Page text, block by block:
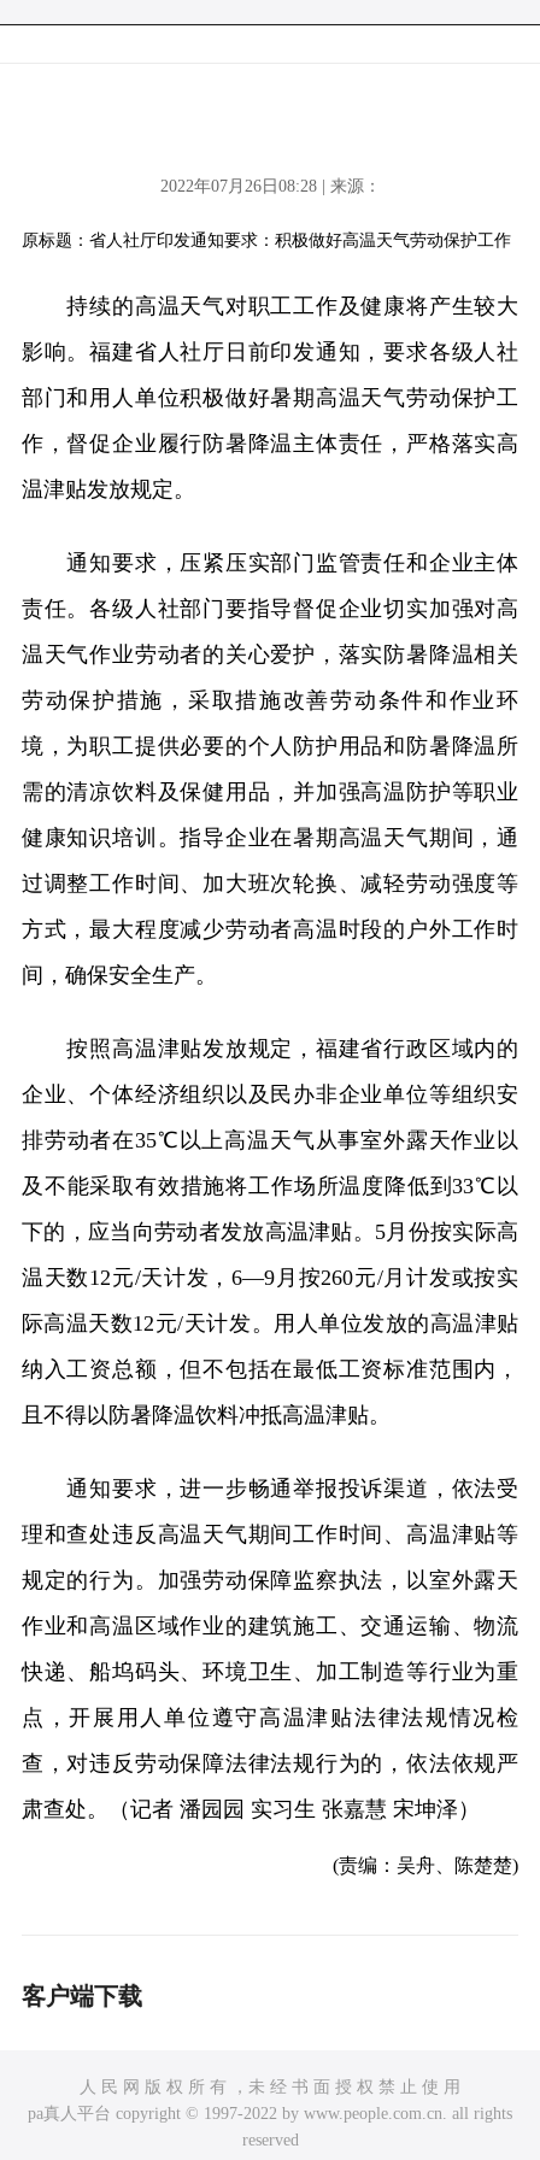
2022年07月26日08:28 | 来源：
原标题：省人社厅印发通知要求：积极做好高温天气劳动保护工作
持续的高温天气对职工工作及健康将产生较大
影响。福建省人社厅日前印发通知，要求各级人社
部门和用人单位积极做好暑期高温天气劳动保护工
作，督促企业履行防暑降温主体责任，严格落实高
温津贴发放规定。
通知要求，压紧压实部门监管责任和企业主体
责任。各级人社部门要指导督促企业切实加强对高
温天气作业劳动者的关心爱护，落实防暑降温相关
劳动保护措施，采取措施改善劳动条件和作业环
境，为职工提供必要的个人防护用品和防暑降温所
需的清凉饮料及保健用品，并加强高温防护等职业
健康知识培训。指导企业在暑期高温天气期间，通
过调整工作时间、加大班次轮换、减轻劳动强度等
方式，最大程度减少劳动者高温时段的户外工作时
间，确保安全生产。
按照高温津贴发放规定，福建省行政区域内的
企业、个体经济组织以及民办非企业单位等组织安
排劳动者在35℃以上高温天气从事室外露天作业以
及不能采取有效措施将工作场所温度降低到33℃以
下的，应当向劳动者发放高温津贴。5月份按实际高
温天数12元/天计发，6—9月按260元/月计发或按实
际高温天数12元/天计发。用人单位发放的高温津贴
纳入工资总额，但不包括在最低工资标准范围内，
且不得以防暑降温饮料冲抵高温津贴。
通知要求，进一步畅通举报投诉渠道，依法受
理和查处违反高温天气期间工作时间、高温津贴等
规定的行为。加强劳动保障监察执法，以室外露天
作业和高温区域作业的建筑施工、交通运输、物流
快递、船坞码头、环境卫生、加工制造等行业为重
点，开展用人单位遵守高温津贴法律法规情况检
查，对违反劳动保障法律法规行为的，依法依规严
肃查处。（记者 潘园园 实习生 张嘉慧 宋坤泽）
(责编：吴舟、陈楚楚)
客户端下载
人 民 网 版 权 所 有 ，未 经 书 面 授 权 禁 止 使 用
pa真人平台 copyright © 1997-2022 by www.people.com.cn. all rights
reserved